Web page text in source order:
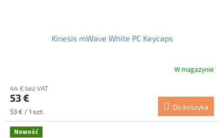
Kinesis mWave White PC Keycaps
W magazynie
44 € bez VAT
53 €
Cena
jednostkowa:
53 € / 1 szt.
Do koszyka
Nowość